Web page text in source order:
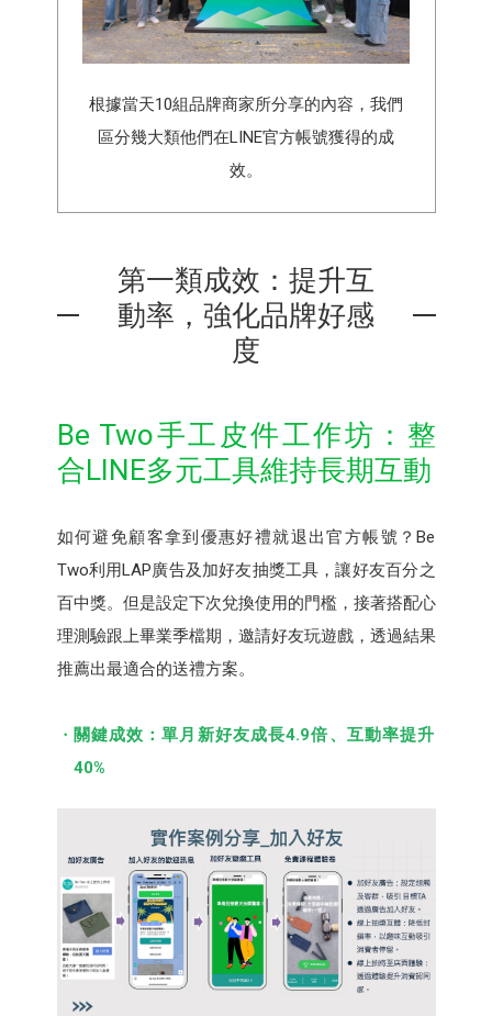
根據當天10組品牌商家所分享的內容，我們
區分幾大類他們在LINE官方帳號獲得的成
效。
第一類成效：提升互
動率，強化品牌好感
度
Be Two手工皮件⼯作坊：整
合LINE多元工具維持長期互動
如何避免顧客拿到優惠好禮就退出官方帳號？Be
Two利用LAP廣告及加好友抽獎⼯具，讓好友百分之
百中獎。但是設定下次兌換使用的門檻，接著搭配心
理測驗跟上畢業季檔期，邀請好友玩遊戲，透過結果
推薦出最適合的送禮方案。
關鍵成效：單月新好友成長4.9倍、互動率提升
40%